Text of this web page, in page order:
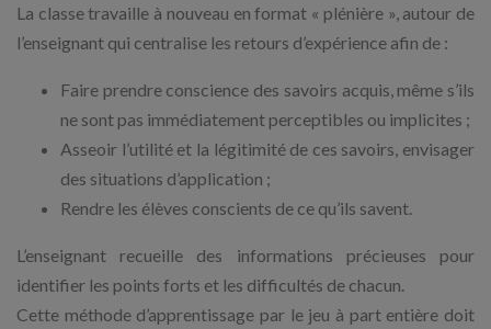
La classe travaille à nouveau en format « plénière », autour de
l’enseignant qui centralise les retours d’expérience afin de :
Faire prendre conscience des savoirs acquis, même s’ils
ne sont pas immédiatement perceptibles ou implicites ;
Asseoir l’utilité et la légitimité de ces savoirs, envisager
des situations d’application ;
Rendre les élèves conscients de ce qu’ils savent.
L’enseignant recueille des informations précieuses pour
identifier les points forts et les difficultés de chacun.
Cette méthode d’apprentissage par le jeu à part entière doit